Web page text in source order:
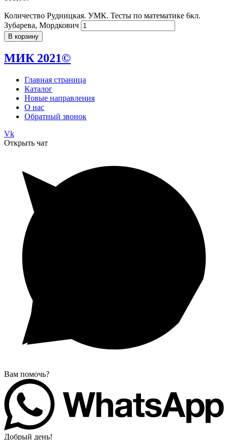
Количество Рудницкая. УМК. Тесты по математике 6кл.
Зубарева, Мордкович
В корзину
МИК 2021©
Главная страница
Каталог
Новые направления
О нас
Обратный звонок
Vk
Открыть чат
Вам помочь?
Добрый день!